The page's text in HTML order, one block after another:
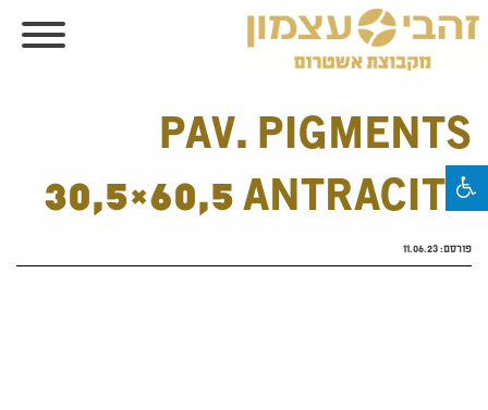
PAV. PIGMENTS
30,5×60,5 ANTRACITA
פורסם:11.06.23